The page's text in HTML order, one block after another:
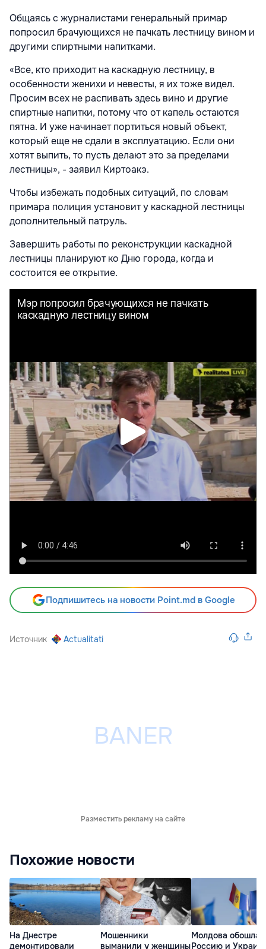
Общаясь с журналистами генеральный примар
попросил брачующихся не пачкать лестницу вином и
другими спиртными напитками.
«Все, кто приходит на каскадную лестницу, в
особенности женихи и невесты, я их тоже видел.
Просим всех не распивать здесь вино и другие
спиртные напитки, потому что от капель остаются
пятна. И уже начинает портиться новый объект,
который еще не сдали в эксплуатацию. Если они
хотят выпить, то пусть делают это за пределами
лестницы», - заявил Киртоакэ.
Чтобы избежать подобных ситуаций, по словам
примара полиция установит у каскадной лестницы
дополнительный патруль.
Завершить работы по реконструкции каскадной
лестницы планируют ко Дню города, когда и
состоится ее открытие.
Подпишитесь на новости Point.md в Google
Источник Actualitati
Разместить рекламу на сайте
Похожие новости
На Днестре
демонтировали
Мошенники
выманили у женщины
Молдова обошла
Россию и